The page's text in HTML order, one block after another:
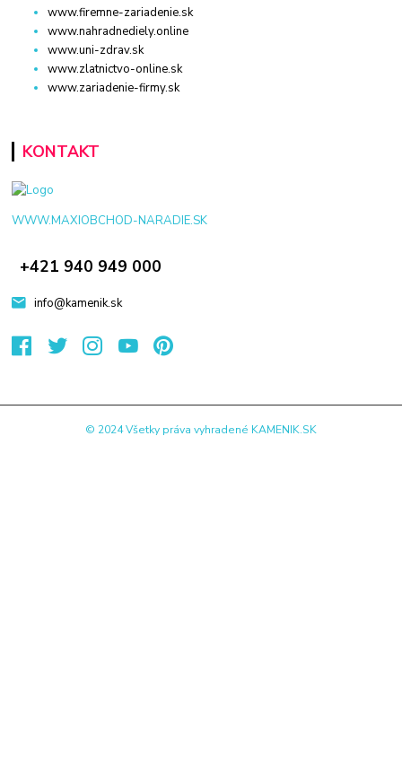
www.firemne-zariadenie.sk
www.nahradnediely.online
www.uni-zdrav.sk
www.zlatnictvo-online.sk
www.zariadenie-firmy.sk
KONTAKT
WWW.MAXIOBCHOD-NARADIE.SK
+421 940 949 000
info@kamenik.sk
© 2024 Všetky práva vyhradené KAMENIK.SK